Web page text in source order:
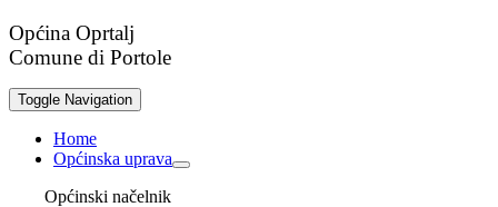
Općina Oprtalj
Comune di Portole
Toggle Navigation
Home
Općinska uprava
Općinski načelnik